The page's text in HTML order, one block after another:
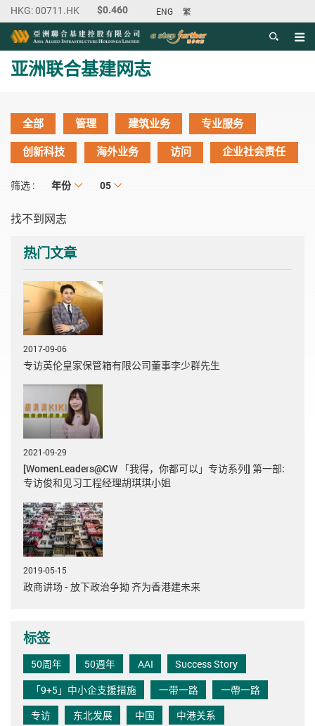
ENG 繁
目录
主内容开始
亚洲联合基建网志
全部 管理 建筑业务
专业服务
创新科技
海外业务 访问 企业社会责任
筛选 : 年份
年份 月份
05
找不到网志
热门文章
2017-09-06
专访英伦皇家保管箱有限公司董事李少群先生
2021-09-29
[WomenLeaders@CW 「我得，你都可以」专访系列] 第一部:
专访俊和见习工程经理胡琪琪小姐
2019-05-15
政商讲场 - 放下政治争拗 齐为香港建未来
标签
50周年 50週年 AAI
Success Story
「9+5」中小企支援措施
一带一路
一帶一路
专访
东北发展 中国
中港关系